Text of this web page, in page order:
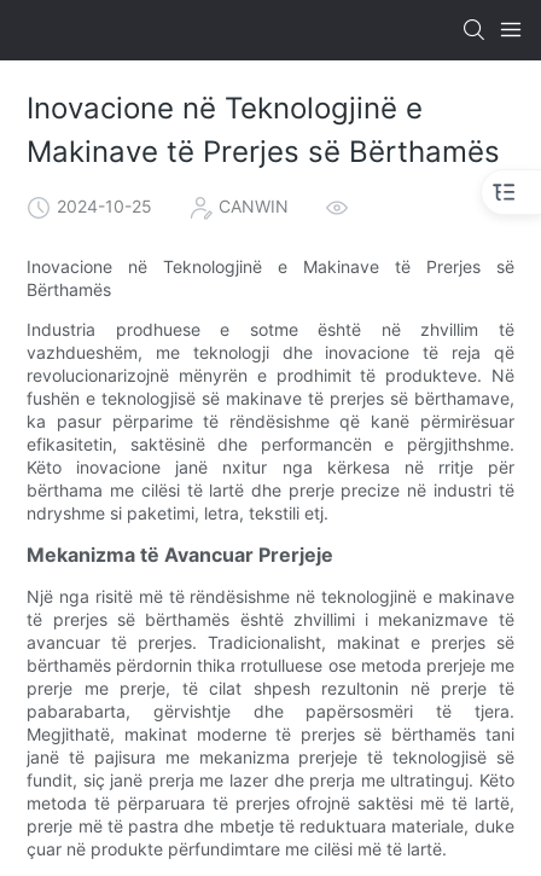
Inovacione në Teknologjinë e
Makinave të Prerjes së Bërthamës
2024-10-25 CANWIN
Inovacione në Teknologjinë e Makinave të Prerjes së
Bërthamës
Industria prodhuese e sotme është në zhvillim të
vazhdueshëm, me teknologji dhe inovacione të reja që
revolucionarizojnë mënyrën e prodhimit të produkteve. Në
fushën e teknologjisë së makinave të prerjes së bërthamave,
ka pasur përparime të rëndësishme që kanë përmirësuar
efikasitetin, saktësinë dhe performancën e përgjithshme.
Këto inovacione janë nxitur nga kërkesa në rritje për
bërthama me cilësi të lartë dhe prerje precize në industri të
ndryshme si paketimi, letra, tekstili etj.
Mekanizma të Avancuar Prerjeje
Një nga risitë më të rëndësishme në teknologjinë e makinave
të prerjes së bërthamës është zhvillimi i mekanizmave të
avancuar të prerjes. Tradicionalisht, makinat e prerjes së
bërthamës përdornin thika rrotulluese ose metoda prerjeje me
prerje me prerje, të cilat shpesh rezultonin në prerje të
pabarabarta, gërvishtje dhe papërsosmëri të tjera.
Megjithatë, makinat moderne të prerjes së bërthamës tani
janë të pajisura me mekanizma prerjeje të teknologjisë së
fundit, siç janë prerja me lazer dhe prerja me ultratinguj. Këto
metoda të përparuara të prerjes ofrojnë saktësi më të lartë,
prerje më të pastra dhe mbetje të reduktuara materiale, duke
çuar në produkte përfundimtare me cilësi më të lartë.